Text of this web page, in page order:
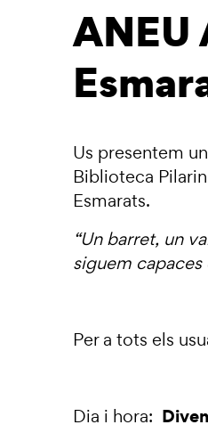
ANEU
Us presentem
Biblioteca
Esmarats.
“Un barret, un
siguem capaces
Per a tots els
Dia i hora: